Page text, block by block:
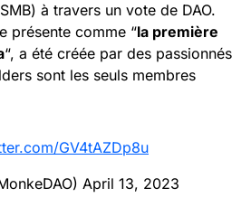
à travers un vote de DAO.
présente comme “la première
“, a été créée par des passionnés
sont les seuls membres
GV4tAZDp8u
April 13, 2023